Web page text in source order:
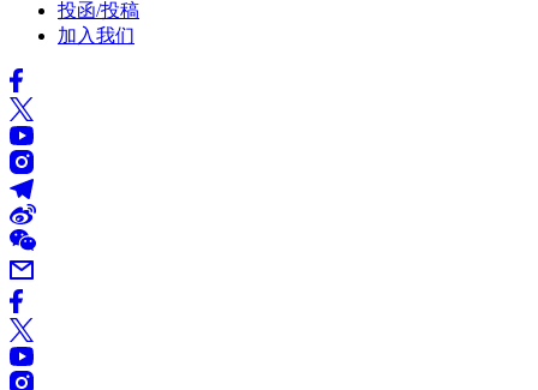
投函/投稿
加入我们